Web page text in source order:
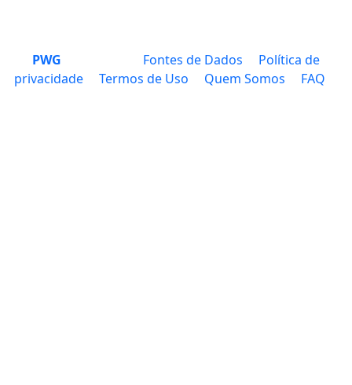
PWG Fontes de Dados
Política de
privacidade
Termos de Uso Quem Somos FAQ